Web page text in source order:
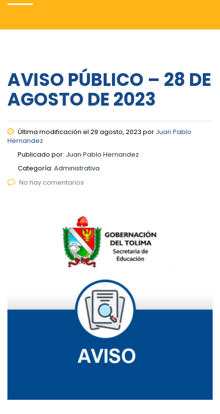
AVISO PÚBLICO – 28 DE
AGOSTO DE 2023
Última modificación el 29 agosto, 2023 por Juan Pablo
Hernandez
Publicado por: Juan Pablo Hernandez
Categoría: Administrativa
No hay comentarios